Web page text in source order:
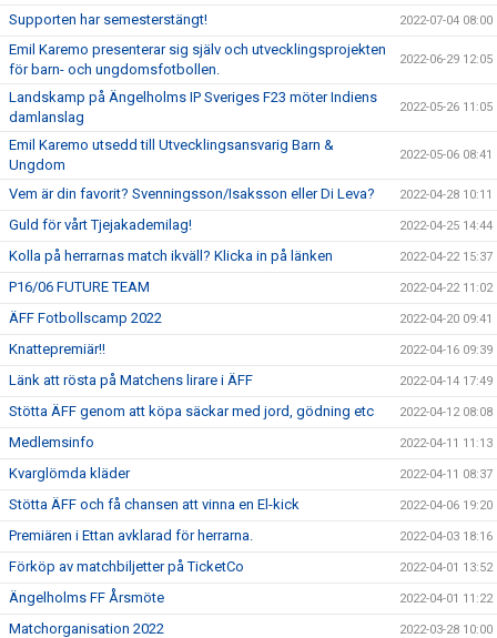
Supporten har semesterstängt! 2022-07-04 08:00
Emil Karemo presenterar sig själv och utvecklingsprojekten
för barn- och ungdomsfotbollen.
2022-06-29 12:05
Landskamp på Ängelholms IP Sveriges F23 möter Indiens
damlanslag
2022-05-26 11:05
Emil Karemo utsedd till Utvecklingsansvarig Barn &
Ungdom
2022-05-06 08:41
Vem är din favorit? Svenningsson/Isaksson eller Di Leva? 2022-04-28 10:11
Guld för vårt Tjejakademilag! 2022-04-25 14:44
Kolla på herrarnas match ikväll? Klicka in på länken 2022-04-22 15:37
P16/06 FUTURE TEAM 2022-04-22 11:02
ÄFF Fotbollscamp 2022 2022-04-20 09:41
Knattepremiär!! 2022-04-16 09:39
Länk att rösta på Matchens lirare i ÄFF 2022-04-14 17:49
Stötta ÄFF genom att köpa säckar med jord, gödning etc 2022-04-12 08:08
Medlemsinfo 2022-04-11 11:13
Kvarglömda kläder 2022-04-11 08:37
Stötta ÄFF och få chansen att vinna en El-kick 2022-04-06 19:20
Premiären i Ettan avklarad för herrarna. 2022-04-03 18:16
Förköp av matchbiljetter på TicketCo 2022-04-01 13:52
Ängelholms FF Årsmöte 2022-04-01 11:22
Matchorganisation 2022 2022-03-28 10:00